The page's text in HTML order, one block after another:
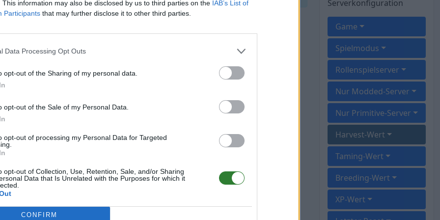
This information may also be disclosed by us to third parties on the IAB’s List of
Participants that may further disclose it to other third parties.
Data Processing Opt Outs
opt-out of the Sharing of my personal data.
opt-out of the Sale of my Personal Data.
opt-out of processing my Personal Data for Targeted
opt-out of Collection, Use, Retention, Sale, and/or Sharing
Data that Is Unrelated with the Purposes for which it
CONFIRM
Serverkonfiguration
Game
Spielmodus
Rollenspielserver
Nur Modded-Server
Nur Primitive-Server
Harvest-Wert
Taming-Wert
Breeding-Wert
XP-Wert